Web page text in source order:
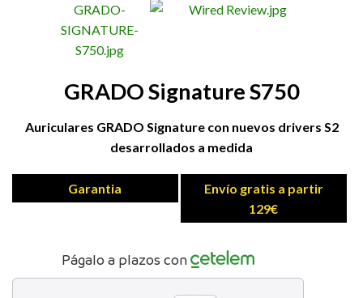
GRADO Signature S750
Auriculares GRADO Signature con nuevos drivers S2
desarrollados a medida
Garantia
Envío gratis a partir
129€
Págalo a plazos con